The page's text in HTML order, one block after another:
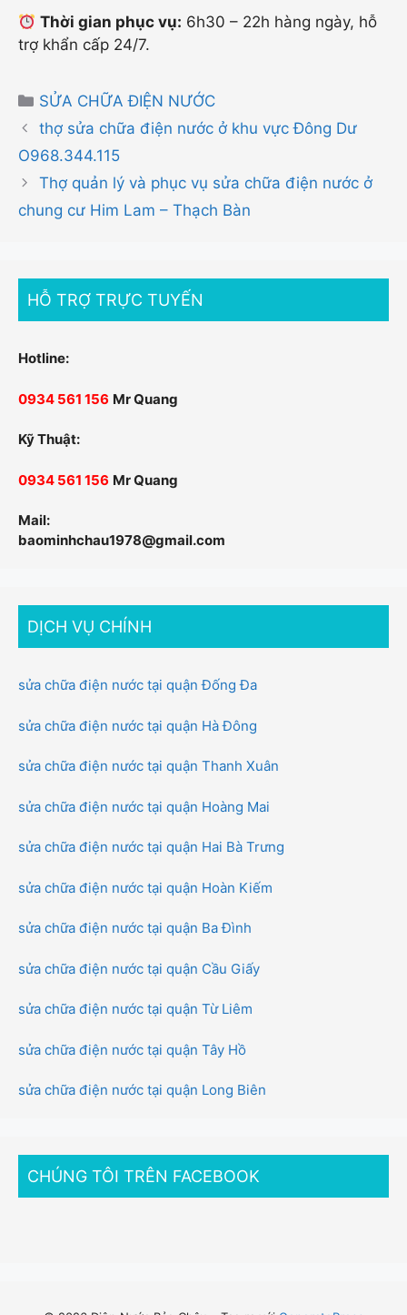
Thời gian phục vụ: 6h30 – 22h hàng ngày, hỗ
trợ khẩn cấp 24/7.
Danh
mục
SỬA CHỮA ĐIỆN NƯỚC
thợ sửa chữa điện nước ở khu vực Đông Dư
O968.344.115
Thợ quản lý và phục vụ sửa chữa điện nước ở
chung cư Him Lam – Thạch Bàn
HỖ TRỢ TRỰC TUYẾN
Hotline:
0934 561 156 Mr Quang
Kỹ Thuật:
0934 561 156 Mr Quang
Mail:
baominhchau1978@gmail.com
DỊCH VỤ CHÍNH
sửa chữa điện nước tại quận Đống Đa
sửa chữa điện nước tại quận Hà Đông
sửa chữa điện nước tại quận Thanh Xuân
sửa chữa điện nước tại quận Hoàng Mai
sửa chữa điện nước tại quận Hai Bà Trưng
sửa chữa điện nước tại quận Hoàn Kiếm
sửa chữa điện nước tại quận Ba Đình
sửa chữa điện nước tại quận Cầu Giấy
sửa chữa điện nước tại quận Từ Liêm
sửa chữa điện nước tại quận Tây Hồ
sửa chữa điện nước tại quận Long Biên
CHÚNG TÔI TRÊN FACEBOOK